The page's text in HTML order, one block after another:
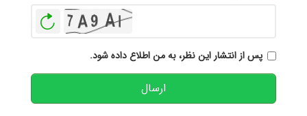
پس از انتشار این نظر، به من اطلاع داده شود.
ارسال